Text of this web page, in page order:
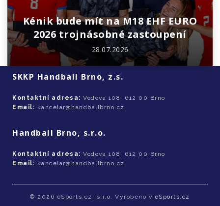
Kénik bude mít na M18 EHF EURO
2026 trojnásobné zastoupení
28.07.2026
SKKP Handball Brno, z.s.
Kontaktní adresa: Vodova 108, 612 00 Brno
Email: kancelar@handballbrno.cz
Handball Brno, s.r.o.
Kontaktní adresa: Vodova 108, 612 00 Brno
Email: kancelar@handballbrno.cz
© 2026 eSports.cz, s.r.o. Vyrobeno v eSports.cz